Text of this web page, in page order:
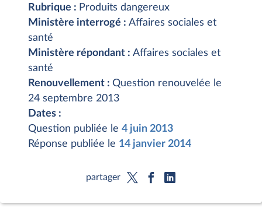
Rubrique : Produits dangereux
Ministère interrogé : Affaires sociales et
santé
Ministère répondant : Affaires sociales et
santé
Renouvellement : Question renouvelée le
24 septembre 2013
Dates :
Question publiée le 4 juin 2013
Réponse publiée le 14 janvier 2014
partager